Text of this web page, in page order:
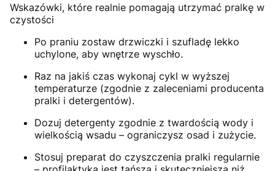
Wskazówki, które realnie pomagają utrzymać pralkę w
czystości
Po praniu zostaw drzwiczki i szufladę lekko
uchylone, aby wnętrze wyschło.
Raz na jakiś czas wykonaj cykl w wyższej
temperaturze (zgodnie z zaleceniami producenta
pralki i detergentów).
Dozuj detergenty zgodnie z twardością wody i
wielkością wsadu – ograniczysz osad i zużycie.
Stosuj preparat do czyszczenia pralki regularnie